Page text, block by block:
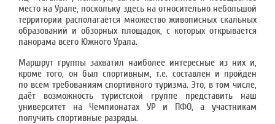
место на Урале, поскольку здесь на относительно небольшой
территории располагается множество живописных скальных
образований и обзорных площадок, с которых открывается
панорама всего Южного Урала.
Маршрут группы захватил наиболее интересные из них и,
кроме того, он был спортивным, т.е. составлен и пройден
по всем требованиям спортивного туризма. Это, в том числе,
даёт возможность туристской группе представить наш
университет на Чемпионатах УР и ПФО, а участникам
получить спортивные разряды.